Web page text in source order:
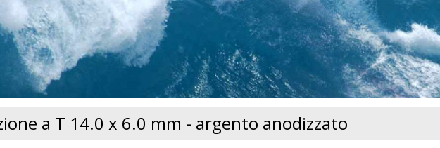
a T 14.0 x 6.0 mm - argento anodizzato